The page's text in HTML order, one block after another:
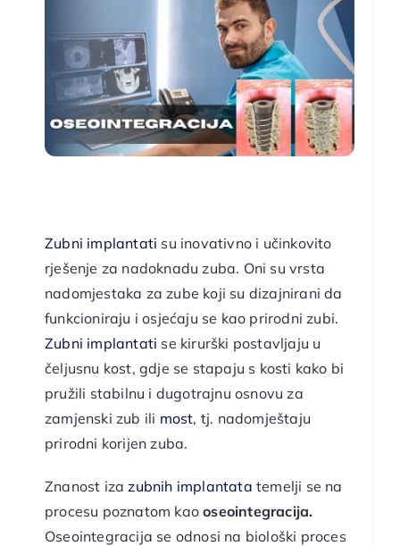
Zubni implantati su inovativno i učinkovito
rješenje za nadoknadu zuba. Oni su vrsta
nadomjestaka za zube koji su dizajnirani da
funkcioniraju i osjećaju se kao prirodni zubi.
Zubni implantati se kirurški postavljaju u
čeljusnu kost, gdje se stapaju s kosti kako bi
pružili stabilnu i dugotrajnu osnovu za
zamjenski zub ili most, tj. nadomještaju
prirodni korijen zuba.
Znanost izazubnih implantata temelji se na
procesu poznatom kaooseointegracija.
Oseointegracija se odnosi na biološki proces